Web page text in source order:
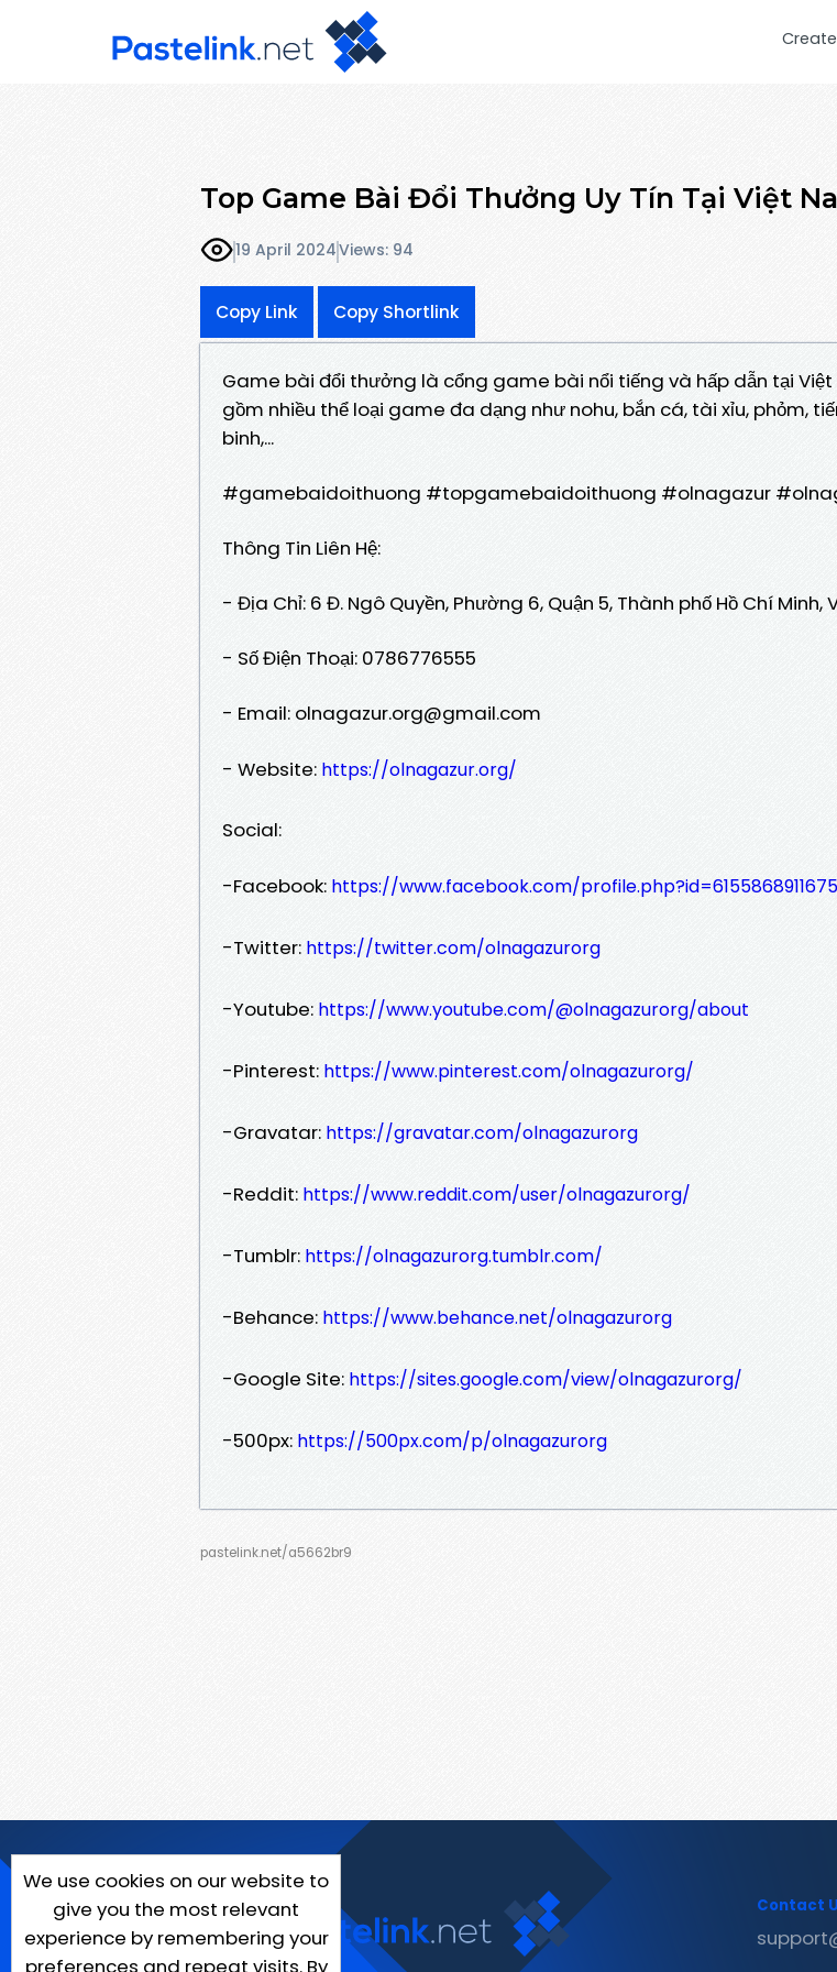
Create
Top Game Bài Đổi Thưởng Uy Tín Tại Việt
19 April 2024Views: 94
Copy Link Copy Shortlink
Game bài đổi thưởng là cổng game bài nổi tiếng và hấp dẫn tại Việt
gồm nhiều thể loại game đa dạng như nohu, bắn cá, tài xỉu, phỏm,
binh,...
#gamebaidoithuong #topgamebaidoithuong #olnagazur
Thông Tin Liên Hệ:
- Địa Chỉ: 6 Đ. Ngô Quyền, Phường 6, Quận 5, Thành phố Hồ Chí Minh,
- Số Điện Thoại: 0786776555
- Email: olnagazur.org@gmail.com
- Website: https://olnagazur.org/
Social:
-Facebook: https://www.facebook.com/
-Twitter: https://twitter.com/olnagazurorg
-Youtube: https://www.youtube.com/@olnagazurorg/about
-Pinterest: https://www.pinterest.com/olnagazurorg/
-Gravatar: https://gravatar.com/olnagazurorg
-Reddit: https://www.reddit.com/user/olnagazurorg/
-Tumblr: https://olnagazurorg.tumblr.com/
-Behance: https://www.behance.net/olnagazurorg
-Google Site: https://sites.google.com/view/olnagazurorg/
-500px: https://500px.com/p/olnagazurorg
pastelink.net/a5662br9
We use cookies on our website to
give you the most relevant
experience by remembering your
preferences and repeat visits. By
Contact